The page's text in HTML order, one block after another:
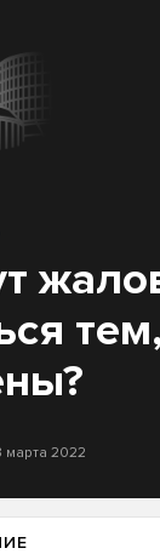
марта 2022